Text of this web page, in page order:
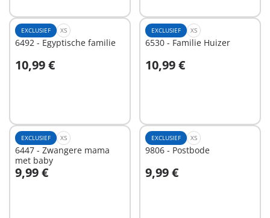
EXCLUSIEF XS
6492 - Egyptische familie
10,99 €
In winkelwagen
EXCLUSIEF XS
6530 - Familie Huizer
10,99 €
In winkelwagen
EXCLUSIEF XS
6447 - Zwangere mama
met baby
9,99 €
In winkelwagen
EXCLUSIEF XS
9806 - Postbode
9,99 €
In winkelwagen